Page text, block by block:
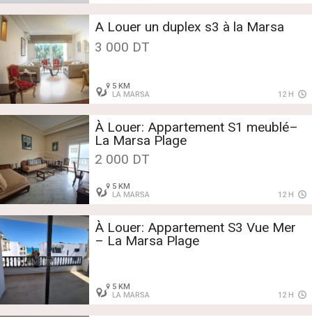
A Louer un duplex s3 à la Marsa
3 000 DT
5 KM
LA MARSA
12 H
À Louer: Appartement S1 meublé–
La Marsa Plage
2 000 DT
5 KM
LA MARSA
12 H
À Louer: Appartement S3 Vue Mer
– La Marsa Plage
5 KM
LA MARSA
12 H